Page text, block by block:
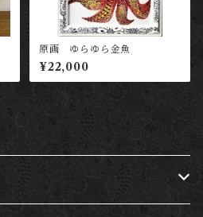
原画 ゆらゆら金魚
¥22,000